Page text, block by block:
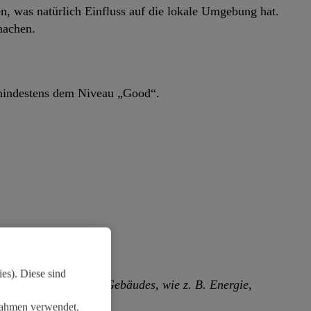
was natürlich Einfluss auf die lokale Umgebung hat.
dem Niveau „Good“.
alle Aspekte eines Gebäudes, wie z. B. Energie,
Diese sind
verwendet.